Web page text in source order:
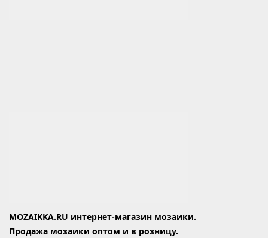
MOZAIKKA.RU интернет-магазин мозаики.
Продажа мозаики оптом и в розницу.